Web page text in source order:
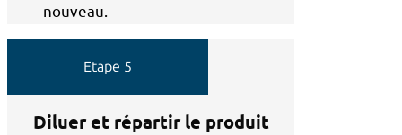
nouveau.
Etape 5
Diluer et répartir le produit